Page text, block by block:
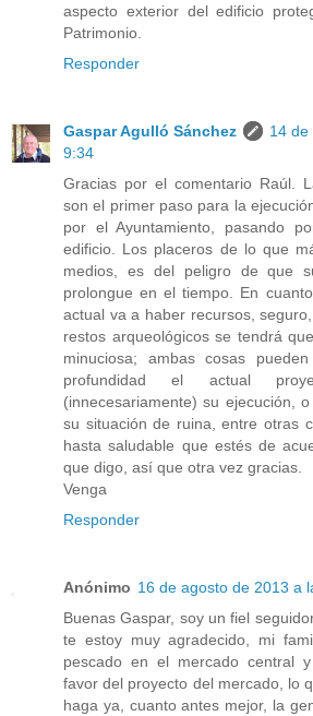
aspecto exterior del edificio
Patrimonio.
Responder
Gaspar Agulló Sánchez
14 de
9:34
Gracias por el comentario Raúl.
son el primer paso para la
por el Ayuntamiento, pasando
edificio. Los placeros de lo que
medios, es del peligro de que
prolongue en el tiempo. En
actual va a haber recursos,
restos arqueológicos se tendrá
minuciosa; ambas cosas
profundidad el actual
(innecesariamente) su ejecución,
su situación de ruina, entre otras
hasta saludable que estés de
que digo, así que otra vez gracias.
Venga
Responder
Anónimo 16 de agosto de 2013 a
Buenas Gaspar, soy un fiel
te estoy muy agradecido, mi
pescado en el mercado central
favor del proyecto del mercado, lo
haga ya, cuanto antes mejor, la